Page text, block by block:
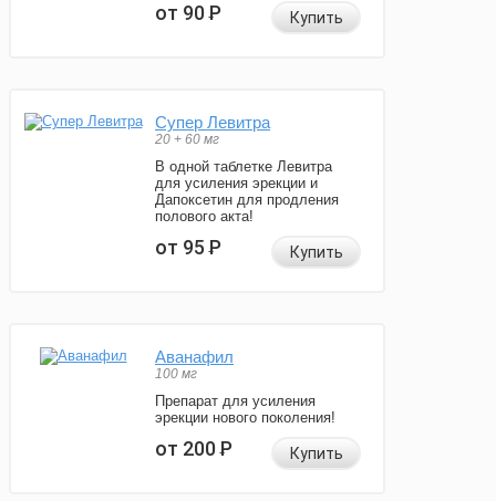
от 90Р Купить
Супер Левитра
20 + 60 мг
В одной таблетке Левитра
для усиления эрекции и
Дапоксетин для продления
полового акта!
от 95Р Купить
Аванафил
100 мг
Препарат для усиления
эрекции нового поколения!
от 200Р Купить